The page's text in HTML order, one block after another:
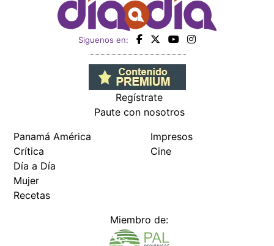
Siguenos en:
Regístrate
Paute con nosotros
Panamá América
Crítica
Día a Día
Mujer
Recetas
Impresos
Cine
Miembro de: